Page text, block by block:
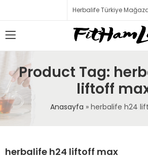
Herbalife Türkiye
Product Tag:
liftoff
Anasayfa » herbalife h24
herbalife h24 liftoff max